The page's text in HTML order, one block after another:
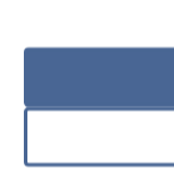
LES